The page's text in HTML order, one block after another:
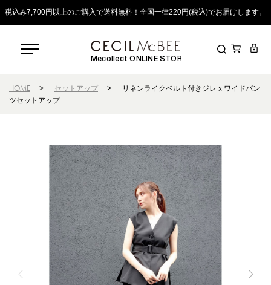
税込み7,700円以上のご購入で送料無料！全国一律220円(税込)でお届けします。
Mecollect ONLINE STORE
HOME > セットアップ >
リネンライクベルト付きジレｘワイドパン
ツセットアップ